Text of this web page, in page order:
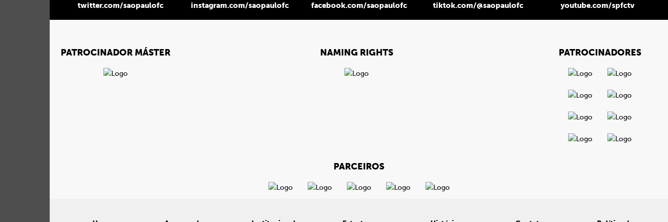
twitter.com/saopaulofc instagram.com/saopaulofc facebook.com/saopaulofc tiktok.com/@saopaulofc youtube.com/spfctv
PATROCINADOR MÁSTER NAMING RIGHTS PATROCINADORES
PARCEIROS